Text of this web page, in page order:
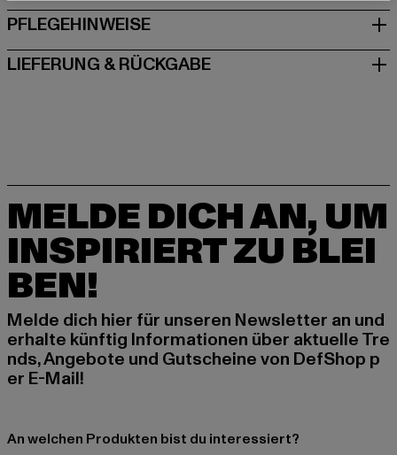
PFLEGEHINWEISE
LIEFERUNG & RÜCKGABE
MELDE DICH AN, UM
INSPIRIERT ZU BLEI
BEN!
Melde dich hier für unseren Newsletter an und
erhalte künftig Informationen über aktuelle Tre
nds, Angebote und Gutscheine von DefShop p
er E-Mail!
An welchen Produkten bist du interessiert?